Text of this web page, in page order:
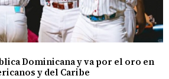
Dominicana y va por el oro en
y del Caribe